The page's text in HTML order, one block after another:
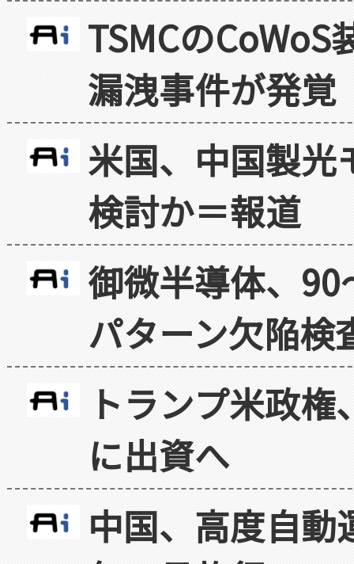
TSMCの
漏洩事件が発覚
米国、中国製光
検討か＝報道
御微半導体、
パターン欠陥検
トランプ米政
に出資へ
中国、高度自